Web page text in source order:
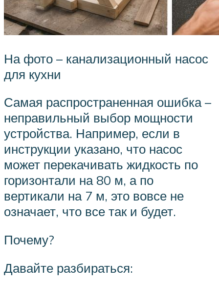
На фото – канализационный насос
для кухни
Самая распространенная ошибка –
неправильный выбор мощности
устройства. Например, если в
инструкции указано, что насос
может перекачивать жидкость по
горизонтали на 80 м, а по
вертикали на 7 м, это вовсе не
означает, что все так и будет.
Почему?
Давайте разбираться: